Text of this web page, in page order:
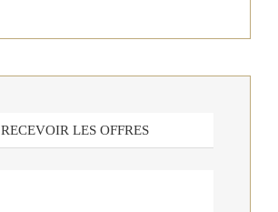
RECEVOIR LES OFFRES